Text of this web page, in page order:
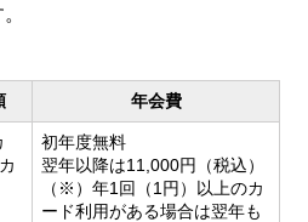
年会費
初年度無料
翌年以降は11,000円（税込）
（※）年1回（1円）以上のカ
ード利用がある場合は翌年も